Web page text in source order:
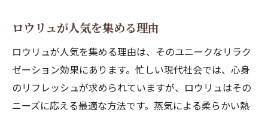
ロウリュが人気を集める理由
ロウリュが人気を集める理由は、そのユニークなリラク
ゼーション効果にあります。忙しい現代社会では、心身
のリフレッシュが求められていますが、ロウリュはその
ニーズに応える最適な方法です。蒸気による柔らかい熱